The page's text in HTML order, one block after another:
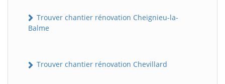
Trouver chantier rénovation Cheignieu-la-
Balme
Trouver chantier rénovation Chevillard